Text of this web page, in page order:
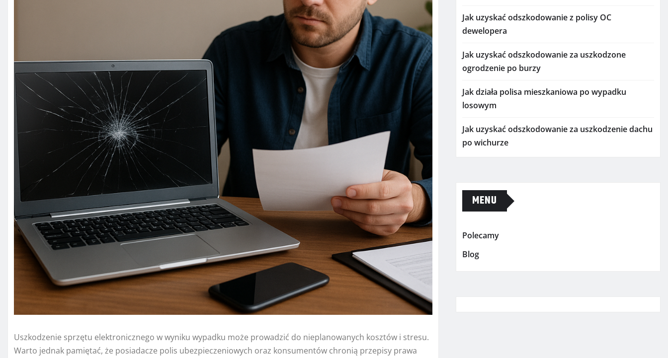
Uszkodzenie sprzętu elektronicznego w wyniku wypadku może prowadzić do nieplanowanych kosztów i stresu.
Warto jednak pamiętać, że posiadacze polis ubezpieczeniowych oraz konsumentów chronią przepisy prawa
Jak uzyskać odszkodowanie z polisy OC
dewelopera
Jak uzyskać odszkodowanie za uszkodzone
ogrodzenie po burzy
Jak działa polisa mieszkaniowa po wypadku
losowym
Jak uzyskać odszkodowanie za uszkodzenie dachu
po wichurze
MENU
Polecamy
Blog